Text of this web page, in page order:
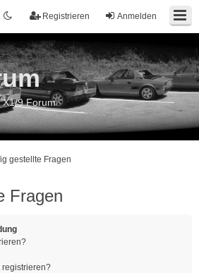
Anmelden
Registrieren
X1/9 Forum
gestellte Fragen
Fragen
registrieren?